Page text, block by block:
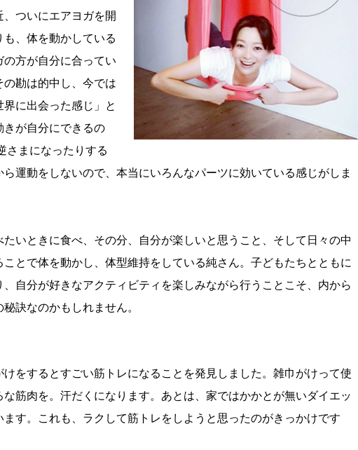
、ついにエアヨガを開
、体を動かしている
の方が自分に合ってい
の勘は的中し、今では
界に出会った感じ」と
きが自分にできるの
さまになったりする
ら運動をしないので、本当にいろんなパーツに効いている感じがしま
いときに食べ、その分、自分が楽しいと思うこと、そして日々の中
とで体を動かし、体型維持をしている純さん。子どもたちとともに
自分が好きなアクティビティを楽しみながら行うことこそ、内から
訣なのかもしれません。
をするとすごい筋トレになることを発見しました。雑巾がけって使
な筋肉を。汗だくになります。あとは、家ではかかとが無いダイエッ
ます。これも、ラクして筋トレをしようと思ったのがきっかけです